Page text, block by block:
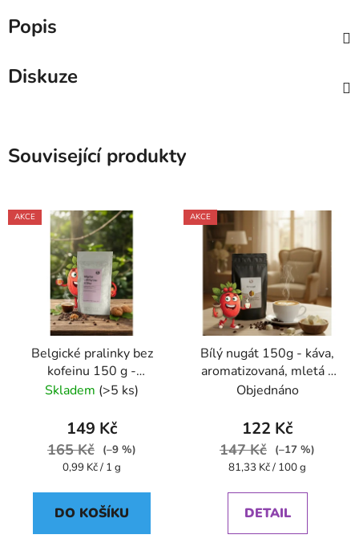
Popis
Diskuze
Související produkty
AKCE
Belgické pralinky bez
kofeinu 150 g -
káva,aromatizovaná,mletá
Skladem (>5 ks)
149 Kč
165 Kč
(–9 %)
Měrná
0,99 Kč / 1 g
DO KOŠÍKU
AKCE
Bílý nugát 150g - káva,
aromatizovaná, mletá -
Oxalis
Objednáno
122 Kč
147 Kč
(–17 %)
Měrná
81,33 Kč / 100 g
DETAIL